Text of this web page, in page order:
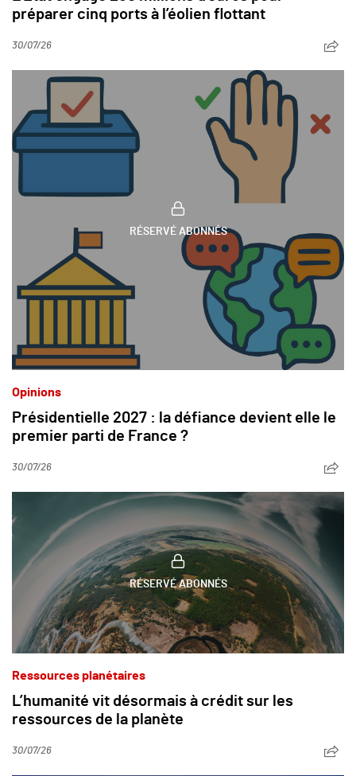
préparer cinq ports à l’éolien flottant
30/07/26
RÉSERVÉ ABONNÉS
Opinions
Présidentielle 2027 : la défiance devient elle le
premier parti de France ?
30/07/26
RÉSERVÉ ABONNÉS
Ressources planétaires
L’humanité vit désormais à crédit sur les
ressources de la planète
30/07/26